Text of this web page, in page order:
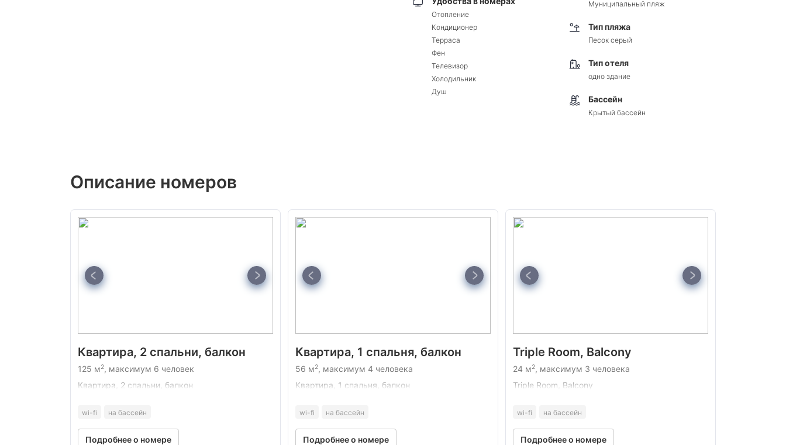
Отопление
Кондиционер
Терраса
Фен
Телевизор
Холодильник
Душ
Муниципальный пляж
Тип пляжа
Песок серый
Тип отеля
одно здание
Бассейн
Крытый бассейн
Описание номеров
Квартира, 2 спальни, балкон
125 м2, максимум 6 человек
Квартира, 2 спальни, балкон
wi-fi на бассейн
Подробнее о номере
Квартира, 1 спальня, балкон
56 м2, максимум 4 человека
Квартира, 1 спальня, балкон
wi-fi на бассейн
Подробнее о номере
Triple Room, Balcony
24 м2, максимум 3 человека
Triple Room, Balcony
wi-fi на бассейн
Подробнее о номере